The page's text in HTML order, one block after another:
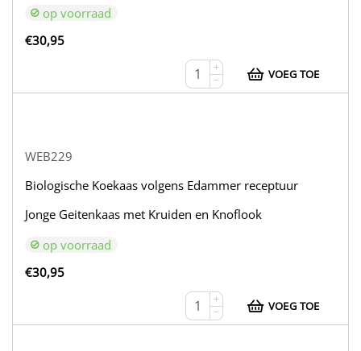
op voorraad
€30,95
+
−
VOEG TOE
WEB229
Biologische Koekaas volgens Edammer receptuur
Jonge Geitenkaas met Kruiden en Knoflook
op voorraad
€30,95
+
−
VOEG TOE